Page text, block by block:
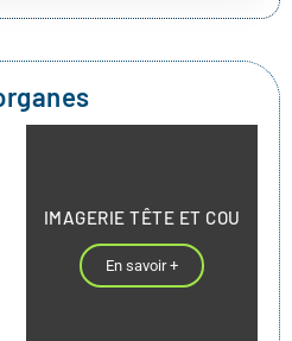
IMAGERIE TÊTE ET COU
En savoir +